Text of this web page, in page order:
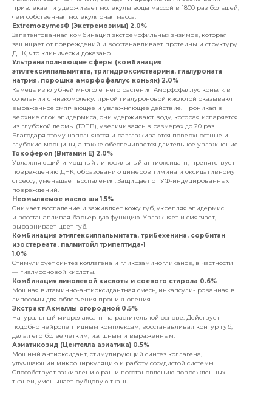
привлекает и удерживает молекулы воды массой в 1800 раз большей,
чем собственная молекулярная масса.
Extremozymes® (Экстремозимы) 2.0%
Запатентованная комбинация экстремофильных энзимов, которая
защищает от повреждений и восстанавливает протеины и структуру
ДНК, что клинически доказано.
Ультранаполняющие сферы (комбинация
этилгексилпальмитата, тригидроксистеарина, гиалуроната
натрия, порошка аморфофаллус коньяк) 2.0%
Камедь из клубней многолетнего растения Аморфофаллус коньяк в
сочетании с низкомолекулярной гиалуроновой кислотой оказывают
выраженное смягчающее и увлажняющее действие. Проникая в
верхние слои эпидермиса, они удерживают воду, которая испаряется
из глубокой дермы (ТЭПВ), увеличиваясь в размерах до 20 раз.
Благодаря этому наполняются и разглаживаются поверхностные и
глубокие морщины, а также обеспечивается длительное увлажнение.
Токоферол (Витамин Е) 2.0%
Увлажняющий и мощный липофильный антиоксидант, препятствует
повреждению ДНК, образованию димеров тимина и оксидативному
стрессу, уменьшает воспаления. Защищает от УФ-индуцированных
повреждений.
Неомыляемое масло ши 1.5%
Снимает воспаление и заживляет кожу губ, укрепляя эпидермис
и восстанавливая барьерную функцию. Увлажняет и смягчает,
выравнивает цвет губ.
Комбинация этилгексилпальмитата, трибехенина, сорбитан
изостереата, палмитойл трипептида-1
1.0%
Стимулирует синтез коллагена и гликозаминогликанов, в частности
— гиалуроновой кислоты.
Комбинация линолевой кислоты и соевого стирола 0.6%
Мощная витаминно-антиоксидантная смесь, инкапсули- рованная в
липосомы для облегчения проникновения.
Экстракт Акмеллы огородной 0.5%
Натуральный миорелаксант на растительной основе. Действует
подобно нейропептидным комплексам, восстанавливая контур губ,
делая его более четким, изящным и выраженным.
Азиатикозид (Центелла азиатика) 0.5%
Мощный антиоксидант, стимулирующий синтез коллагена,
улучшающий микроциркуляцию и работу сосудистой системы.
Способствует заживлению ран и восстановлению поврежденных
тканей, уменьшает рубцовую ткань.